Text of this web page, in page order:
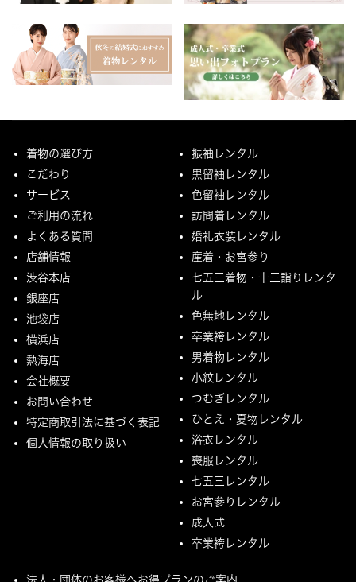
着物の選び方
こだわり
サービス
ご利用の流れ
よくある質問
店舗情報
渋谷本店
銀座店
池袋店
横浜店
熱海店
会社概要
お問い合わせ
特定商取引法に基づく表記
個人情報の取り扱い
振袖レンタル
黒留袖レンタル
色留袖レンタル
訪問着レンタル
婚礼衣装レンタル
産着・お宮参り
七五三着物・十三詣りレンタ
ル
色無地レンタル
卒業袴レンタル
男着物レンタル
小紋レンタル
つむぎレンタル
ひとえ・夏物レンタル
浴衣レンタル
喪服レンタル
七五三レンタル
お宮参りレンタル
成人式
卒業袴レンタル
法人・団体のお客様へお得プランのご案内